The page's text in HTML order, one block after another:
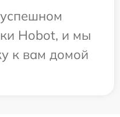
Hobot, и мы
к вам домой